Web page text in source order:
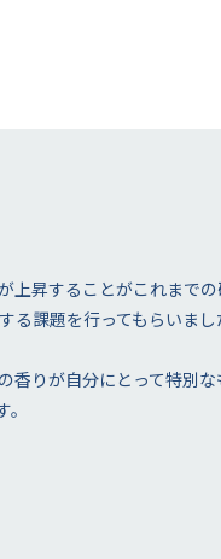
昇することがこれまでの
課題を行ってもらいま
りが自分にとって特別